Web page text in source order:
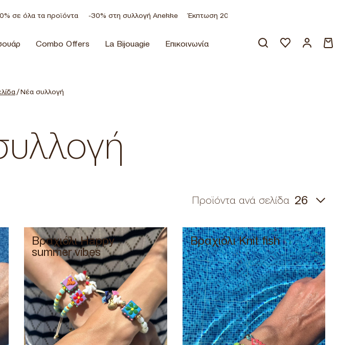
προϊόντα -30% στη συλλογή Anekke Έκπτωση 20% σε όλα τα προϊόντα
Combo Offers La Bijouagie Επικοινωνία
/ Νέα συλλογή
Προϊόντα ανά σελίδα
Βραχιόλι Happy
summer vibes
Βραχιόλι Knit fish